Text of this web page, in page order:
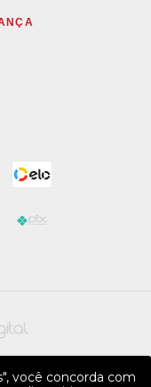
você concorda com